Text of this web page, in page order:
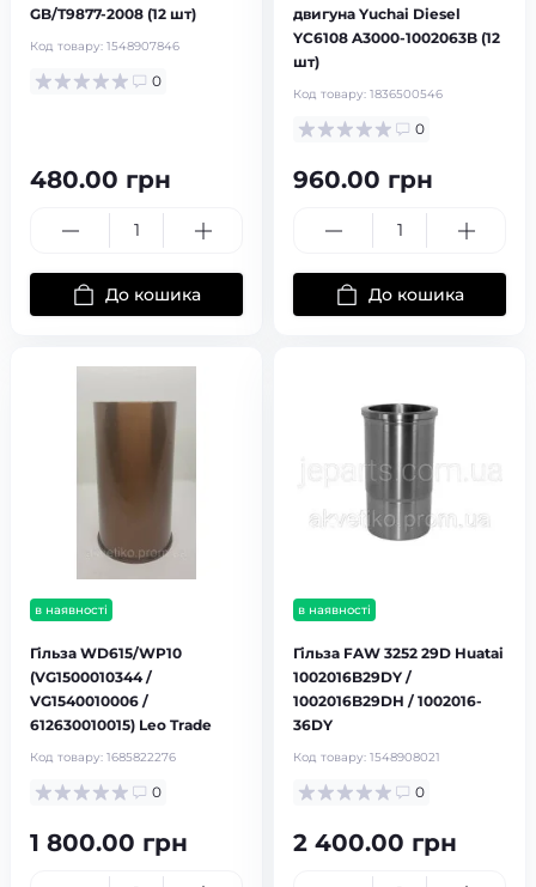
GB/T9877-2008 (12 шт)
Код товару: 1548907846
0
480.00 грн
До кошика
двигуна Yuchai Diesel
YC6108 A3000-1002063B (12
шт)
Код товару: 1836500546
0
960.00 грн
До кошика
в наявності
Гільза WD615/WP10
(VG1500010344 /
VG1540010006 /
612630010015) Leo Trade
Код товару: 1685822276
0
1 800.00 грн
в наявності
Гільза FAW 3252 29D Huatai
1002016B29DY /
1002016B29DH / 1002016-
36DY
Код товару: 1548908021
0
2 400.00 грн